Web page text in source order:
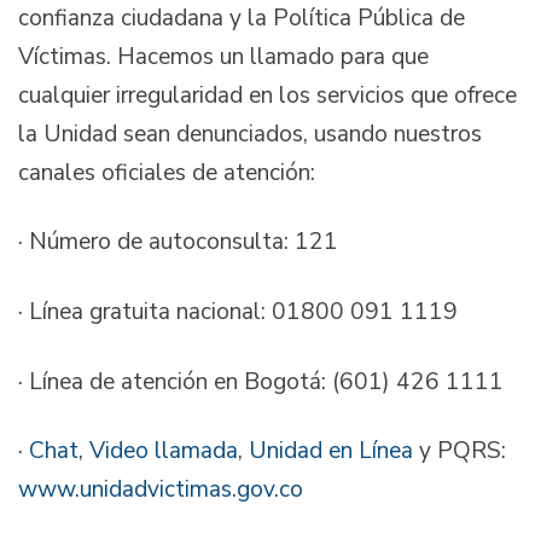
confianza ciudadana y la Política Pública de
Víctimas. Hacemos un llamado para que
cualquier irregularidad en los servicios que ofrece
la Unidad sean denunciados, usando nuestros
canales oficiales de atención:
· ⁠Número de autoconsulta: 121
· Línea gratuita nacional: 01800 091 1119
· Línea de atención en Bogotá: (601) 426 1111
· Chat, Video llamada, Unidad en Línea y PQRS:
www.unidadvictimas.gov.co